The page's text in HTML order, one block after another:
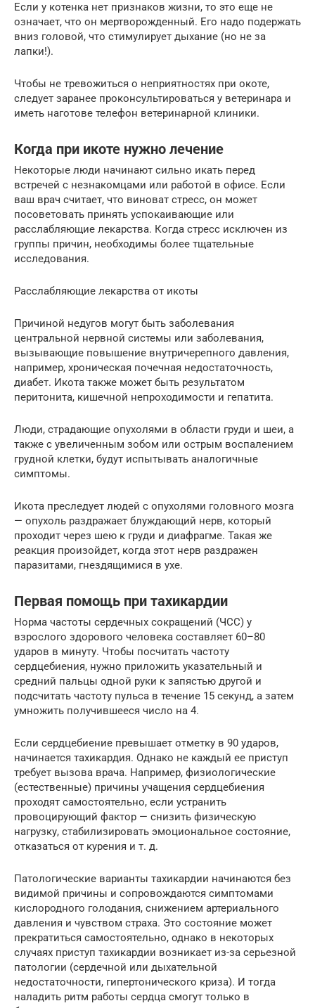
Если у котенка нет признаков жизни, то это еще не
означает, что он мертворожденный. Его надо подержать
вниз головой, что стимулирует дыхание (но не за
лапки!).
Чтобы не тревожиться о неприятностях при окоте,
следует заранее проконсультироваться у ветеринара и
иметь наготове телефон ветеринарной клиники.
Когда при икоте нужно лечение
Некоторые люди начинают сильно икать перед
встречей с незнакомцами или работой в офисе. Если
ваш врач считает, что виноват стресс, он может
посоветовать принять успокаивающие или
расслабляющие лекарства. Когда стресс исключен из
группы причин, необходимы более тщательные
исследования.
Расслабляющие лекарства от икоты
Причиной недугов могут быть заболевания
центральной нервной системы или заболевания,
вызывающие повышение внутричерепного давления,
например, хроническая почечная недостаточность,
диабет. Икота также может быть результатом
перитонита, кишечной непроходимости и гепатита.
Люди, страдающие опухолями в области груди и шеи, а
также с увеличенным зобом или острым воспалением
грудной клетки, будут испытывать аналогичные
симптомы.
Икота преследует людей с опухолями головного мозга
— опухоль раздражает блуждающий нерв, который
проходит через шею к груди и диафрагме. Такая же
реакция произойдет, когда этот нерв раздражен
паразитами, гнездящимися в ухе.
Первая помощь при тахикардии
Норма частоты сердечных сокращений (ЧСС) у
взрослого здорового человека составляет 60–80
ударов в минуту. Чтобы посчитать частоту
сердцебиения, нужно приложить указательный и
средний пальцы одной руки к запястью другой и
подсчитать частоту пульса в течение 15 секунд, а затем
умножить получившееся число на 4.
Если сердцебиение превышает отметку в 90 ударов,
начинается тахикардия. Однако не каждый ее приступ
требует вызова врача. Например, физиологические
(естественные) причины учащения сердцебиения
проходят самостоятельно, если устранить
провоцирующий фактор — снизить физическую
нагрузку, стабилизировать эмоциональное состояние,
отказаться от курения и т. д.
Патологические варианты тахикардии начинаются без
видимой причины и сопровождаются симптомами
кислородного голодания, снижением артериального
давления и чувством страха. Это состояние может
прекратиться самостоятельно, однако в некоторых
случаях приступ тахикардии возникает из-за серьезной
патологии (сердечной или дыхательной
недостаточности, гипертонического криза). И тогда
наладить ритм работы сердца смогут только в